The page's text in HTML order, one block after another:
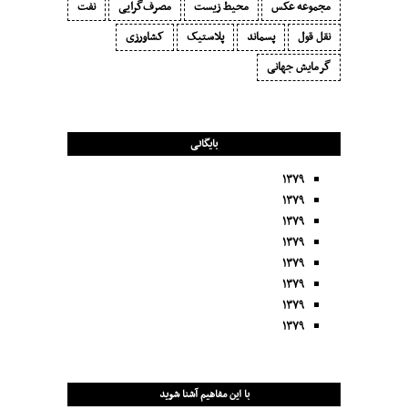
مجموعه عکس محیط زیست مصرف‌گرایی‬
نفت
نقل قول
پسماند پلاستیک
کشاورزی
گرمایش جهانی
بایگانی
۱۳۷۹
۱۳۷۹
۱۳۷۹
۱۳۷۹
۱۳۷۹
۱۳۷۹
۱۳۷۹
۱۳۷۹
با این مفاهیم آشنا شوید